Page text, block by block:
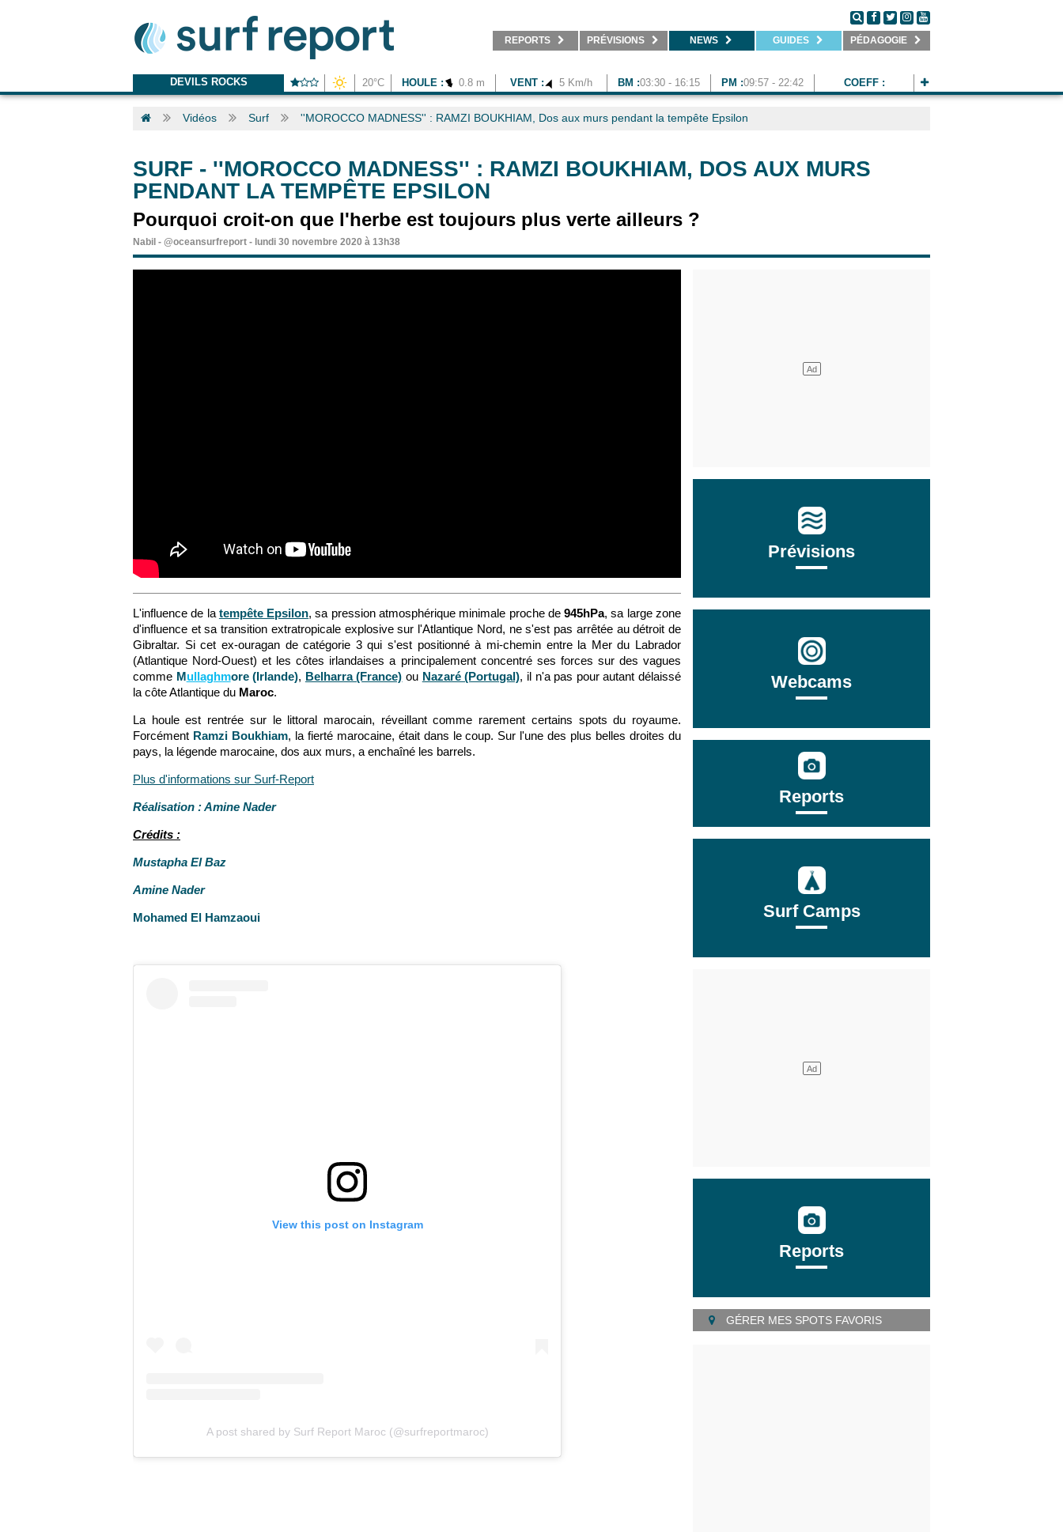
REPORTS PRÉVISIONS NEWS GUIDES PÉDAGOGIE
DEVILS ROCKS 20°C HOULE : 0.8 m VENT : 5 Km/h BM :03:30 - 16:15 PM :09:57 - 22:42 COEFF :
Vidéos Surf ''MOROCCO MADNESS'' : RAMZI BOUKHIAM, Dos aux murs pendant la tempête Epsilon
SURF - ''MOROCCO MADNESS'' : RAMZI BOUKHIAM, DOS AUX MURS
PENDANT LA TEMPÊTE EPSILON
Pourquoi croit-on que l'herbe est toujours plus verte ailleurs ?
Nabil - @oceansurfreport - lundi 30 novembre 2020 à 13h38
L'influence de la tempête Epsilon, sa pression atmosphérique minimale proche de945hPa, sa large zone
d'influence et sa transition extratropicale explosive sur l'Atlantique Nord, ne s'est pas arrêtée au détroit de
Gibraltar. Sicet ex-ouragan de catégorie 3 qui s'est positionné à mi-chemin entre la Mer du Labrador
(Atlantique Nord-Ouest) et les côtes irlandaises a principalement concentré ses forces sur des vagues
comme Mullaghmore (Irlande), Belharra (France) ou Nazaré (Portugal), il n'a pas pour autant délaissé
la côte Atlantique du Maroc.
La houle est rentrée sur le littoral marocain, réveillant comme rarement certains spots du royaume.
Forcément Ramzi Boukhiam, la fierté marocaine, était dans le coup. Sur l'une des plus belles droites du
pays, la légende marocaine, dos aux murs, a enchaîné les barrels.
Plus d'informations sur Surf-Report
Réalisation : Amine Nader
Crédits :
Mustapha El Baz
Amine Nader
Mohamed El Hamzaoui
View this post on Instagram
A post shared by Surf Report Maroc (@surfreportmaroc)
Prévisions
Webcams
Reports
Surf Camps
Reports
GÉRER MES SPOTS FAVORIS